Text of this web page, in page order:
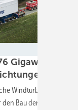
Gigawatt
2029
Windturbinenbauer
Bau der britischen